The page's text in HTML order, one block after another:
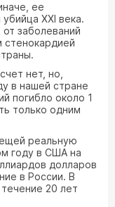
ее
XXI века.
заболеваний
стенокардией
нет, но,
в нашей стране
погибло около 1
только одним
реальную
году в США на
долларов
в России. В
20 лет